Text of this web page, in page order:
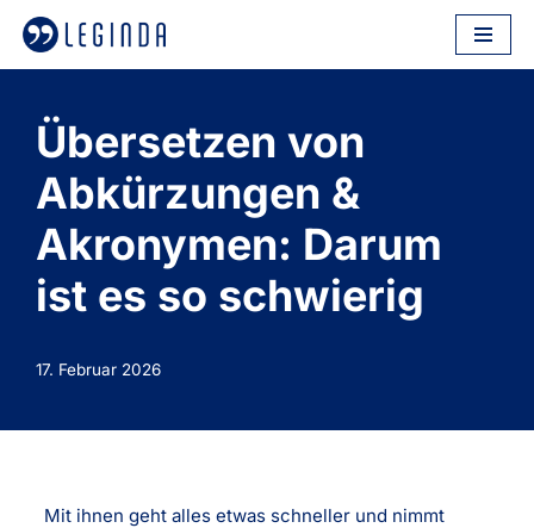
Zum
springen
Übersetzen von
Abkürzungen &
Akronymen: Darum
ist es so schwierig
17. Februar 2026
Mit ihnen geht alles etwas schneller und nimmt